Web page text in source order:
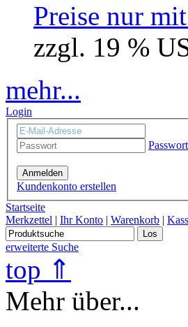
Preise nur
zzgl. 19 %
mehr...
Login
Anmelden
Kundenkonto erstellen
Startseite
Merkzettel | Ihr Konto | Warenkorb |
Los
erweiterte Suche
top ⇑
Mehr über...